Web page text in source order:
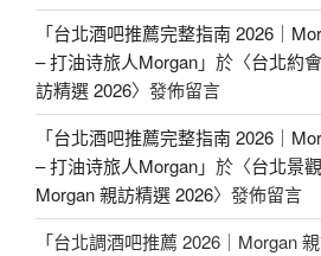
「台北酒吧推薦完整指南 2026｜
– 打油诗旅人Morgan」於〈台北約
訪精選 2026〉發佈留言
「台北酒吧推薦完整指南 2026｜
– 打油诗旅人Morgan」於〈台北景
Morgan 親訪精選 2026〉發佈留言
「台北調酒吧推薦 2026｜Morgan